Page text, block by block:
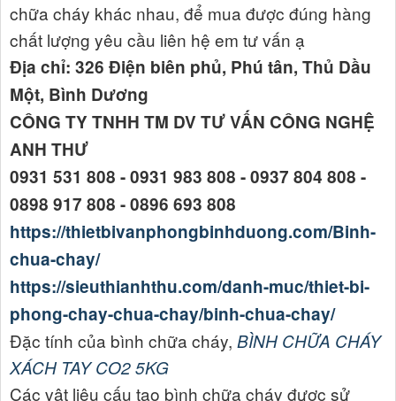
chữa cháy khác nhau, để mua được đúng hàng
chất lượng yêu cầu liên hệ em tư vấn ạ
Địa chỉ: 326 Điện biên phủ, Phú tân, Thủ Dầu
Một, Bình Dương
CÔNG TY TNHH TM DV TƯ VẤN CÔNG NGHỆ
ANH THƯ
0931 531 808 - 0931 983 808 - 0937 804 808 -
0898 917 808 - 0896 693 808
https://thietbivanphongbinhduong.com/Binh-
chua-chay/
https://sieuthianhthu.com/danh-muc/thiet-bi-
phong-chay-chua-chay/binh-chua-chay/
Đặc tính của bình chữa cháy, BÌNH CHỮA CHÁY
XÁCH TAY CO2 5KG
Các vật liệu cấu tạo bình chữa cháy được sử